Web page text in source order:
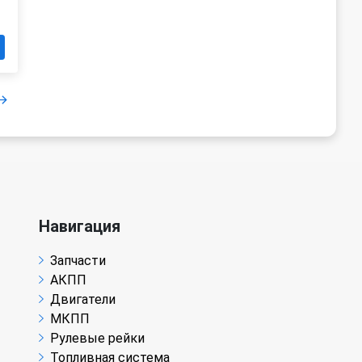
Навигация
Запчасти
АКПП
Двигатели
МКПП
Рулевые рейки
Топливная система